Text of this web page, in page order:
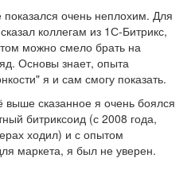
очень неплохим. Для
коллегам из 1С-Битрикс,
можно смело брать на
Основы знает, опыта
я и сам смогу показать.
выше сказанное я очень боялся
битриксоид (с 2008 года,
ходил) и с опытом
маркета, я был не уверен.